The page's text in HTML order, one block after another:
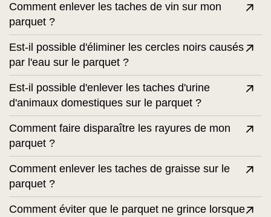
Comment enlever les taches de vin sur mon
parquet ?
Est-il possible d'éliminer les cercles noirs causés
par l'eau sur le parquet ?
Est-il possible d'enlever les taches d'urine
d'animaux domestiques sur le parquet ?
Comment faire disparaître les rayures de mon
parquet ?
Comment enlever les taches de graisse sur le
parquet ?
Comment éviter que le parquet ne grince lorsque